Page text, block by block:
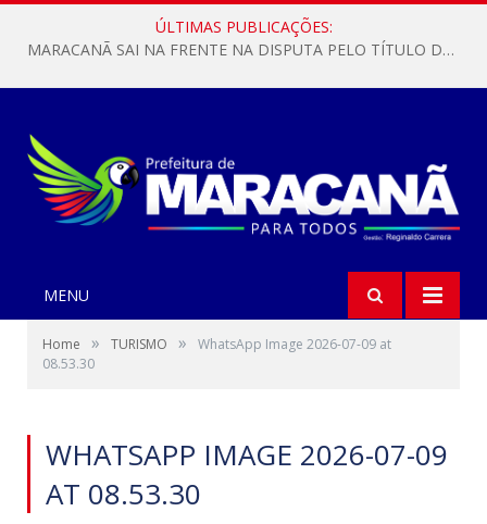
ÚLTIMAS PUBLICAÇÕES:
MARACANÃ SAI NA FRENTE NA DISPUTA PELO TÍTULO DA COPA PARÁ SUB-17!
MENU
Home » TURISMO »
WhatsApp Image 2026-07-09 at
08.53.30
WHATSAPP IMAGE 2026-07-09
AT 08.53.30